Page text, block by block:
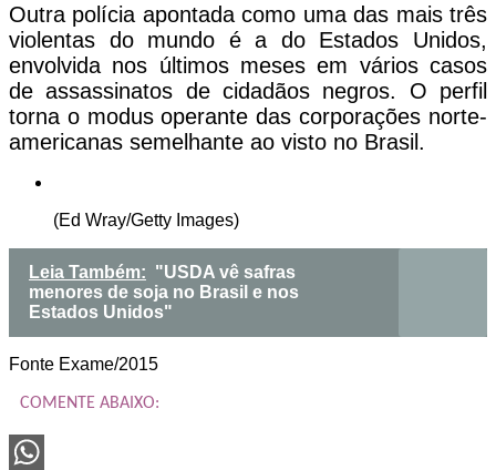
Outra polícia apontada como uma das mais três
violentas do mundo é a do Estados Unidos,
envolvida nos últimos meses em vários casos
de assassinatos de cidadãos negros. O perfil
torna o modus operante das corporações norte-
americanas semelhante ao visto no Brasil.
(Ed Wray/Getty Images)
Leia Também: "USDA vê safras
menores de soja no Brasil e nos
Estados Unidos"
Fonte Exame/2015
COMENTE ABAIXO: